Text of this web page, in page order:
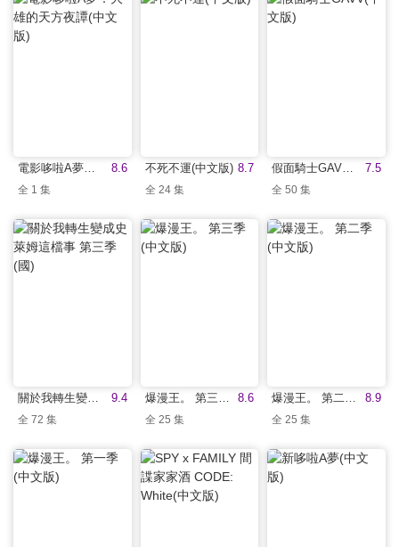
8.6
電影哆啦A夢：大雄的天方夜譚(中文版)
全 1 集
8.7
不死不運(中文版)
全 24 集
7.5
假面騎士GAVV(中文版)
全 50 集
9.4
全 72 集
8.6
全 25 集
8.9
全 25 集